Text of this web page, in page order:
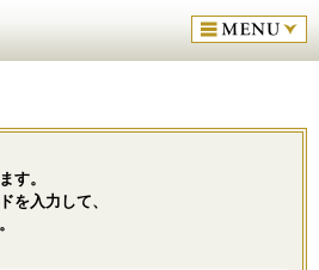
す。
を入力して、